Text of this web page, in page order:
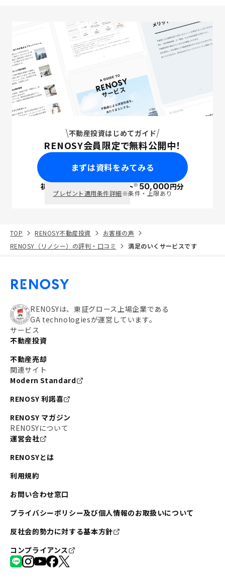
不動産投資はじめてガイド
RENOSY会員限定で無料公開中！
まずは資料をみてみる
初回面談で ポイント※50,000円分
プレゼント適用条件詳細※条件・上限あり
TOP RENOSY不動産投資
お客様の声
RENOSY（リノシー）の評判・口コミ
満足のいくサービスです
RENOSYは、東証グロース上場企業である
GA technologiesが運営しています。
サービス
不動産投資
不動産売却
関連サイト
Modern Standard
RENOSY 利諾喜
RENOSY マガジン
RENOSYについて
運営会社
RENOSYとは
利用規約
お問い合わせ窓口
プライバシーポリシー及び個人情報のお取扱いについて
反社会的勢力に対する基本方針
コンプライアンス